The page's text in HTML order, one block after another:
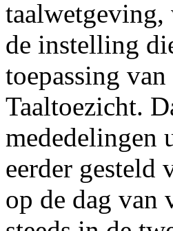
de instelling
toepassing
Taaltoezicht.
mededelingen
eerder gesteld
op de dag van